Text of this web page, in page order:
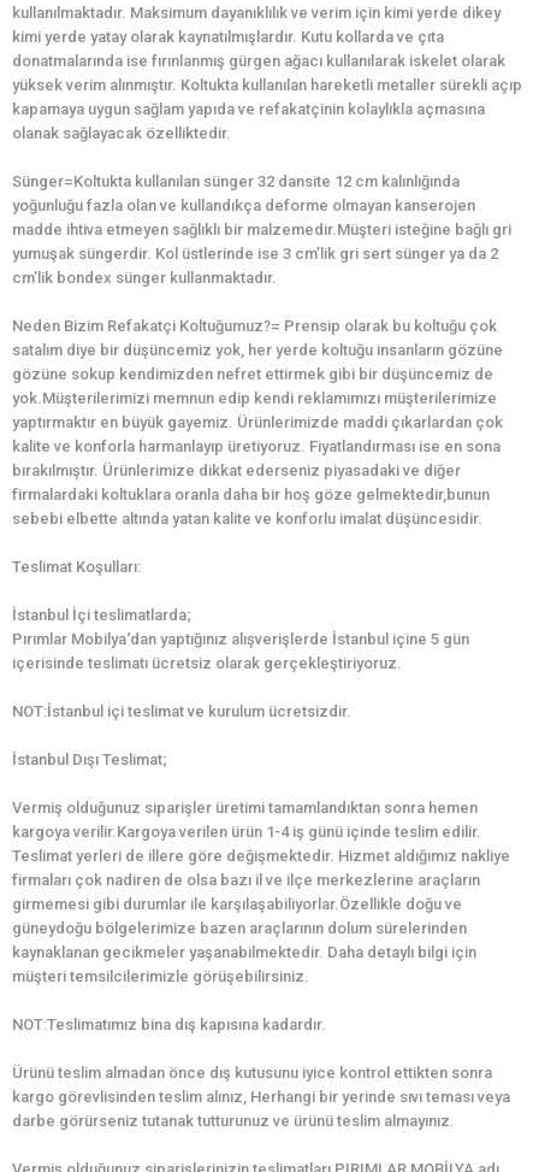
kullanılmaktadır. Maksimum dayanıklılık ve verim için kimi yerde dikey
kimi yerde yatay olarak kaynatılmışlardır. Kutu kollarda ve çıta
donatmalarında ise fırınlanmış gürgen ağacı kullanılarak iskelet olarak
yüksek verim alınmıştır. Koltukta kullanılan hareketli metaller sürekli açıp
kapamaya uygun sağlam yapıda ve refakatçinin kolaylıkla açmasına
olanak sağlayacak özelliktedir.
Sünger=Koltukta kullanılan sünger 32 dansite 12 cm kalınlığında
yoğunluğu fazla olan ve kullandıkça deforme olmayan kanserojen
madde ihtiva etmeyen sağlıklı bir malzemedir.Müşteri isteğine bağlı gri
yumuşak süngerdir. Kol üstlerinde ise 3 cm’lik gri sert sünger ya da 2
cm’lik bondex sünger kullanmaktadır.
Neden Bizim Refakatçi Koltuğumuz?= Prensip olarak bu koltuğu çok
satalım diye bir düşüncemiz yok, her yerde koltuğu insanların gözüne
gözüne sokup kendimizden nefret ettirmek gibi bir düşüncemiz de
yok.Müşterilerimizi memnun edip kendi reklamımızı müşterilerimize
yaptırmaktır en büyük gayemiz. Ürünlerimizde maddi çıkarlardan çok
kalite ve konforla harmanlayıp üretiyoruz. Fiyatlandırması ise en sona
bırakılmıştır. Ürünlerimize dikkat ederseniz piyasadaki ve diğer
firmalardaki koltuklara oranla daha bir hoş göze gelmektedir,bunun
sebebi elbette altında yatan kalite ve konforlu imalat düşüncesidir.
Teslimat Koşulları:
İstanbul İçi teslimatlarda;
Pırımlar Mobilya‘dan yaptığınız alışverişlerde İstanbul içine 5 gün
içerisinde teslimatı ücretsiz olarak gerçekleştiriyoruz.
NOT:İstanbul içi teslimat ve kurulum ücretsizdir.
İstanbul Dışı Teslimat;
Vermiş olduğunuz siparişler üretimi tamamlandıktan sonra hemen
kargoya verilir.Kargoya verilen ürün 1-4 iş günü içinde teslim edilir.
Teslimat yerleri de illere göre değişmektedir. Hizmet aldığımız nakliye
firmaları çok nadiren de olsa bazı il ve ilçe merkezlerine araçların
girmemesi gibi durumlar ile karşılaşabiliyorlar.Özellikle doğu ve
güneydoğu bölgelerimize bazen araçlarının dolum sürelerinden
kaynaklanan gecikmeler yaşanabilmektedir. Daha detaylı bilgi için
müşteri temsilcilerimizle görüşebilirsiniz.
NOT:Teslimatımız bina dış kapısına kadardır.
Ürünü teslim almadan önce dış kutusunu iyice kontrol ettikten sonra
kargo görevlisinden teslim alınız, Herhangi bir yerinde sıvı teması veya
darbe görürseniz tutanak tutturunuz ve ürünü teslim almayınız.